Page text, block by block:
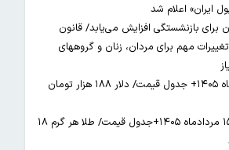
ایران» اعلام شد
برای بازنشستگی افزایش می‌یابد/ قانون
سن بازنشستگی ۱۴۰۵؛ تغییرات مهم برای مردان، زنان و گروههای
قیمت انواع ارز ۱۵ مردادماه ۱۴۰۵+ جدول قیمت/ دلار ۱۸۸ هزار تومان
آخرین قیمت طلا و سکه ۱۵ مردادماه ۱۴۰۵+جدول قیمت/ طلا هر گرم ۱۸